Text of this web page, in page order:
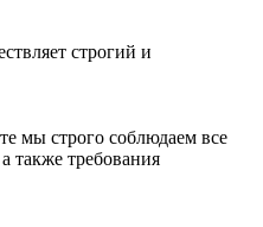
строгий и
мы строго соблюдаем все
также требования